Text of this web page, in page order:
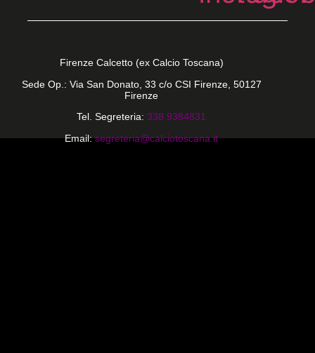
Firenze Calcetto (ex Calcio Toscana)
Sede Op.: Via San Donato, 33 c/o CSI Firenze, 50127
Firenze
Tel. Segreteria: 338 9384831
Email: segreteria@calciotoscana.it